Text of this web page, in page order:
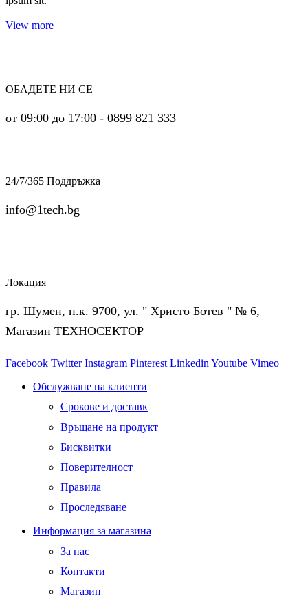
View more
ОБАДЕТЕ НИ СЕ
от 09:00 до 17:00 - 0899 821 333
24/7/365 Поддръжка
info@1tech.bg
Локация
гр. Шумен, п.к. 9700, ул. " Христо Ботев " № 6,
Магазин ТЕХНОСЕКТОР
Facebook Twitter Instagram Pinterest Linkedin Youtube Vimeo
Обслужване на клиенти
Срокове и доставк
Връщане на продукт
Бисквитки
Поверителност
Правила
Проследяване
Информация за магазина
За нас
Контакти
Магазин